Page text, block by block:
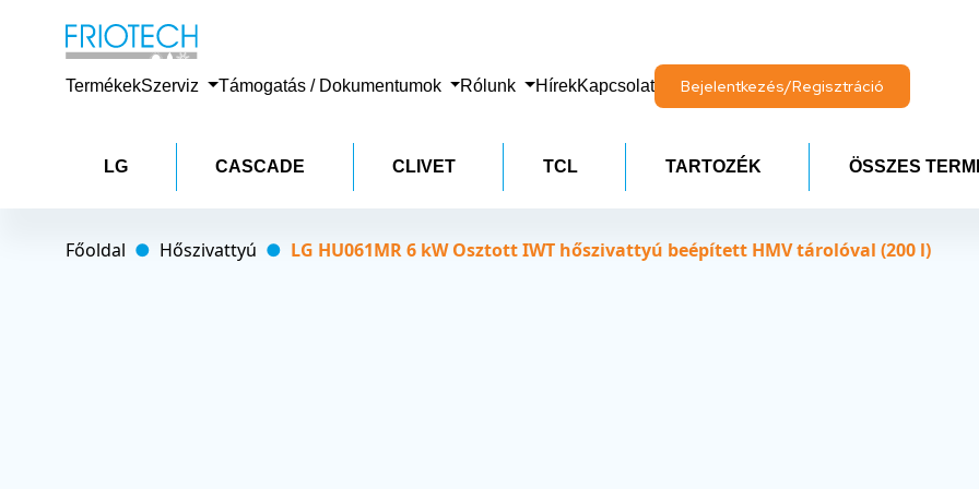
TermékekSzerviz Támogatás / Dokumentumok Rólunk HírekKapcsolat Bejelentkezés/Regisztráció
LG CASCADE CLIVET TCL TARTOZÉK ÖSSZES
Főoldal Hőszivattyú LG HU061MR 6 kW Osztott IWT hőszivattyú beépített HMV tárolóval (200 l)